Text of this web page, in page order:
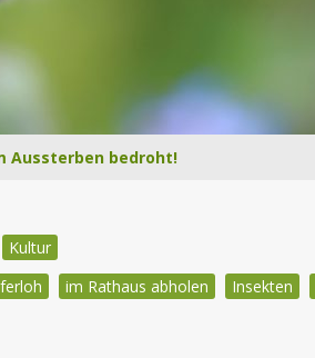
Aussterben bedroht!
Kultur
im Rathaus abholen Insekten